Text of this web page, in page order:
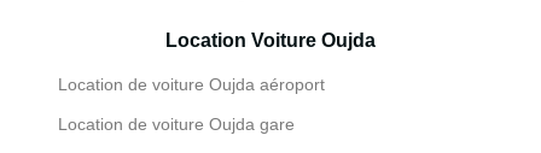
Location Voiture Oujda
Location de voiture Oujda aéroport
Location de voiture Oujda gare